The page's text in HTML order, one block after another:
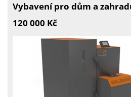
Vybavení pro dům a
120 000 Kč